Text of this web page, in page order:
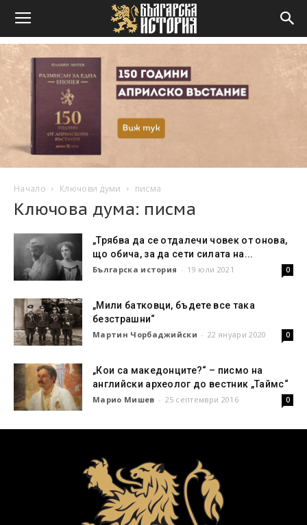
Начало Ключови думи писма
Ключова дума: писма
„Трябва да се отдалечи човек от онова,
що обича, за да сети силата на...
Българска история - 19 юли 2021 0
„Мили батковци, бъдете все така
безстрашни“
Мартин Чорбаджийски - 22 януари 2020 0
„Кои са македонците?“ – писмо на
английски археолог до вестник „Таймс“
Марио Мишев - 25 септември 2016 0